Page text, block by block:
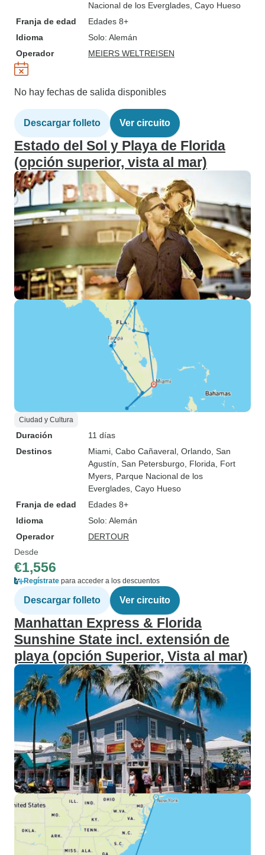
Nacional de los Everglades , Cayo Hueso
Franja de edad
Edades 8+
Idioma
Solo: Alemán
Operador
MEIERS WELTREISEN
No hay fechas de salida disponibles
Descargar folleto Ver circuito
Estado del Sol y Playa de Florida
(opción superior, vista al mar)
Ciudad y Cultura
Duración
11 días
Destinos
Miami , Cabo Cañaveral , Orlando , San
Agustín , San Petersburgo, Florida , Fort
Myers , Parque Nacional de los
Everglades , Cayo Hueso
Franja de edad
Edades 8+
Idioma
Solo: Alemán
Operador
DERTOUR
Desde
€1,556
Regístrate para acceder a los descuentos
Descargar folleto Ver circuito
Manhattan Express & Florida
Sunshine State incl. extensión de
playa (opción Superior, Vista al mar)